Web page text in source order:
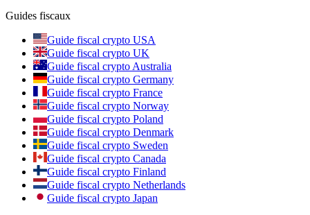
Guides fiscaux
Guide fiscal crypto USA
Guide fiscal crypto UK
Guide fiscal crypto Australia
Guide fiscal crypto Germany
Guide fiscal crypto France
Guide fiscal crypto Norway
Guide fiscal crypto Poland
Guide fiscal crypto Denmark
Guide fiscal crypto Sweden
Guide fiscal crypto Canada
Guide fiscal crypto Finland
Guide fiscal crypto Netherlands
Guide fiscal crypto Japan